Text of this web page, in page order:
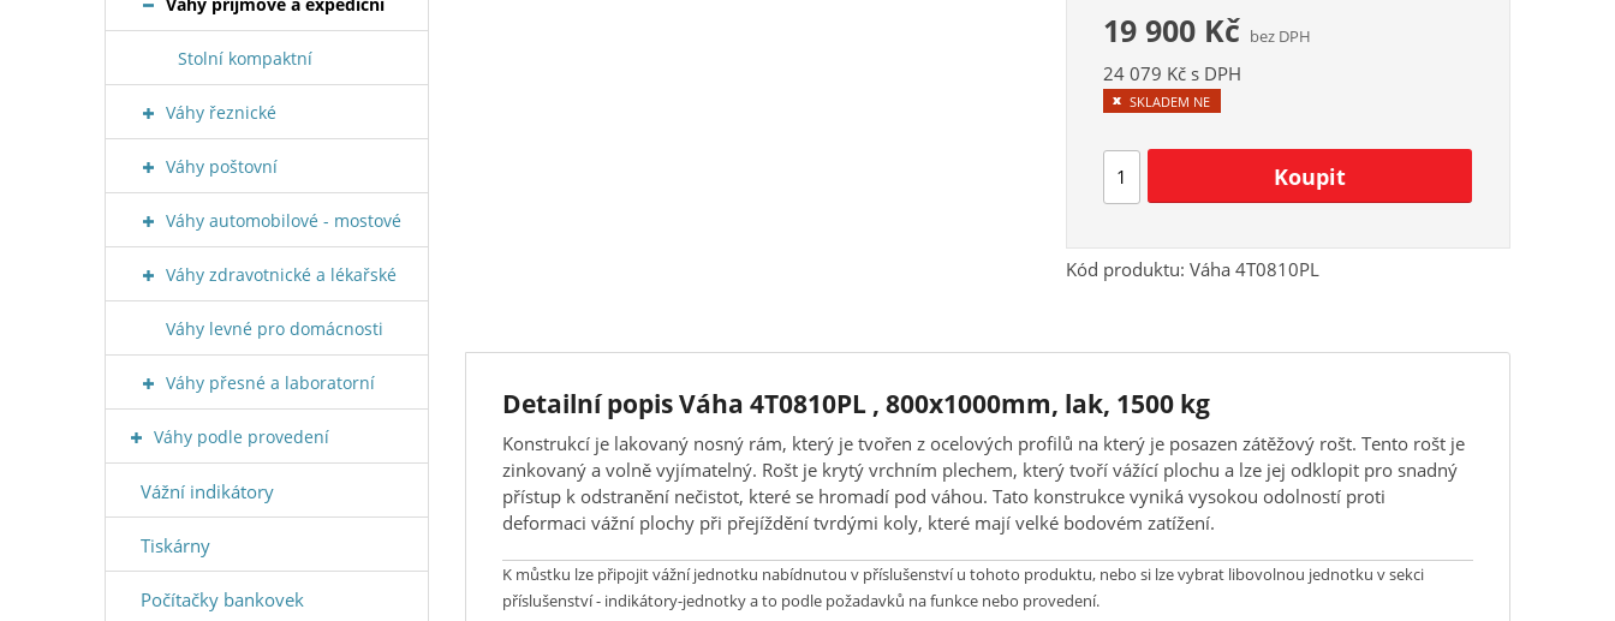
19 900 Kč bez DPH
24 079 Kč s DPH
SKLADEM NE
Kód produktu: Váha 4T0810PL
Detailní popis Váha 4T0810PL , 800x1000mm, lak, 1500 kg
Konstrukcí je lakovaný nosný rám, který je tvořen z ocelových profilů na který je posazen zátěžový rošt. Tento rošt je
zinkovaný a volně vyjímatelný. Rošt je krytý vrchním plechem, který tvoří vážící plochu a lze jej odklopit pro snadný
přístup k odstranění nečistot, které se hromadí pod váhou. Tato konstrukce vyniká vysokou odolností proti
deformaci vážní plochy při přejíždění tvrdými koly, které mají velké bodovém zatížení.
K můstku lze připojit vážní jednotku nabídnutou v příslušenství u tohoto produktu, nebo si lze vybrat libovolnou jednotku v sekci
příslušenství - indikátory-jednotky a to podle požadavků na funkce nebo provedení.
Stolní kompaktní
Váhy řeznické
Váhy poštovní
Váhy automobilové - mostové
Váhy zdravotnické a lékařské
Váhy levné pro domácnosti
Váhy přesné a laboratorní
Váhy podle provedení
Vážní indikátory
Tiskárny
Počítačky bankovek